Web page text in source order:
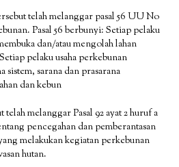
telah melanggar pasal 56 UU No
Pasal 56 berbunyi: Setiap pelaku
dan/atau mengolah lahan
pelaku usaha perkebunan
sarana dan prasarana
dan kebun
melanggar Pasal 92 ayat 2 huruf a
pencegahan dan pemberantasan
melakukan kegiatan perkebunan
hutan.